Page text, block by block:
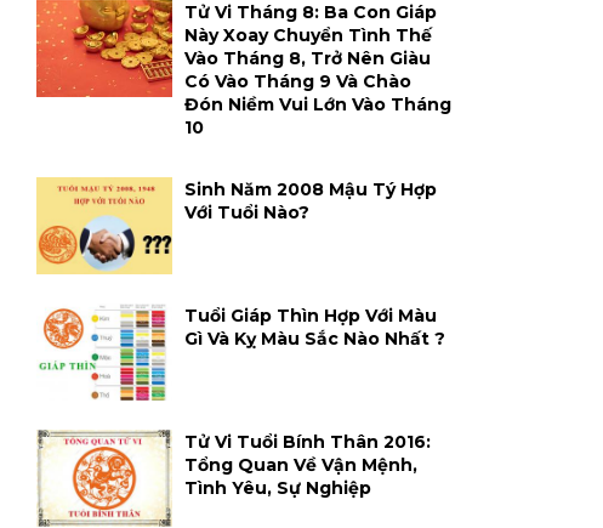
Tử Vi Tháng 8: Ba Con Giáp
Này Xoay Chuyển Tình Thế
Vào Tháng 8, Trở Nên Giàu
Có Vào Tháng 9 Và Chào
Đón Niềm Vui Lớn Vào Tháng
10
Sinh Năm 2008 Mậu Tý Hợp
Với Tuổi Nào?
Tuổi Giáp Thìn Hợp Với Màu
Gì Và Kỵ Màu Sắc Nào Nhất ?
Tử Vi Tuổi Bính Thân 2016:
Tổng Quan Về Vận Mệnh,
Tình Yêu, Sự Nghiệp